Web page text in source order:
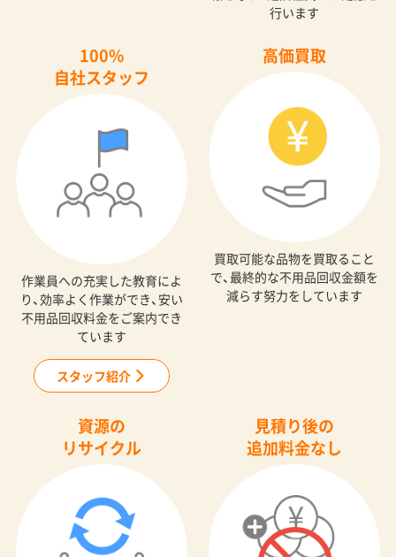
行います
100%
自社スタッフ
作業員への充実した教育によ
り、効率よく作業ができ、安い
不用品回収料金をご案内でき
ています
スタッフ紹介
高価買取
買取可能な品物を買取ること
で、最終的な不用品回収金額を
減らす努力をしています
資源の
リサイクル
見積り後の
追加料金なし